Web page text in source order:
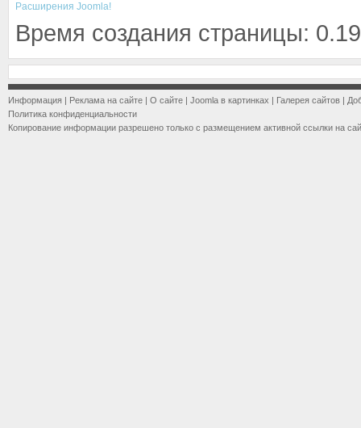
Расширения Joomla!
Время создания страницы:
Информация | Реклама на сайте | О сайте | Joomla в картинках | Галерея сайтов |
Политика конфиденциальности
Копирование информации разрешено только с размещением активной ссылки на